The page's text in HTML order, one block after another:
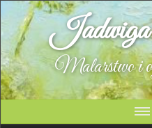
Malarstwo i